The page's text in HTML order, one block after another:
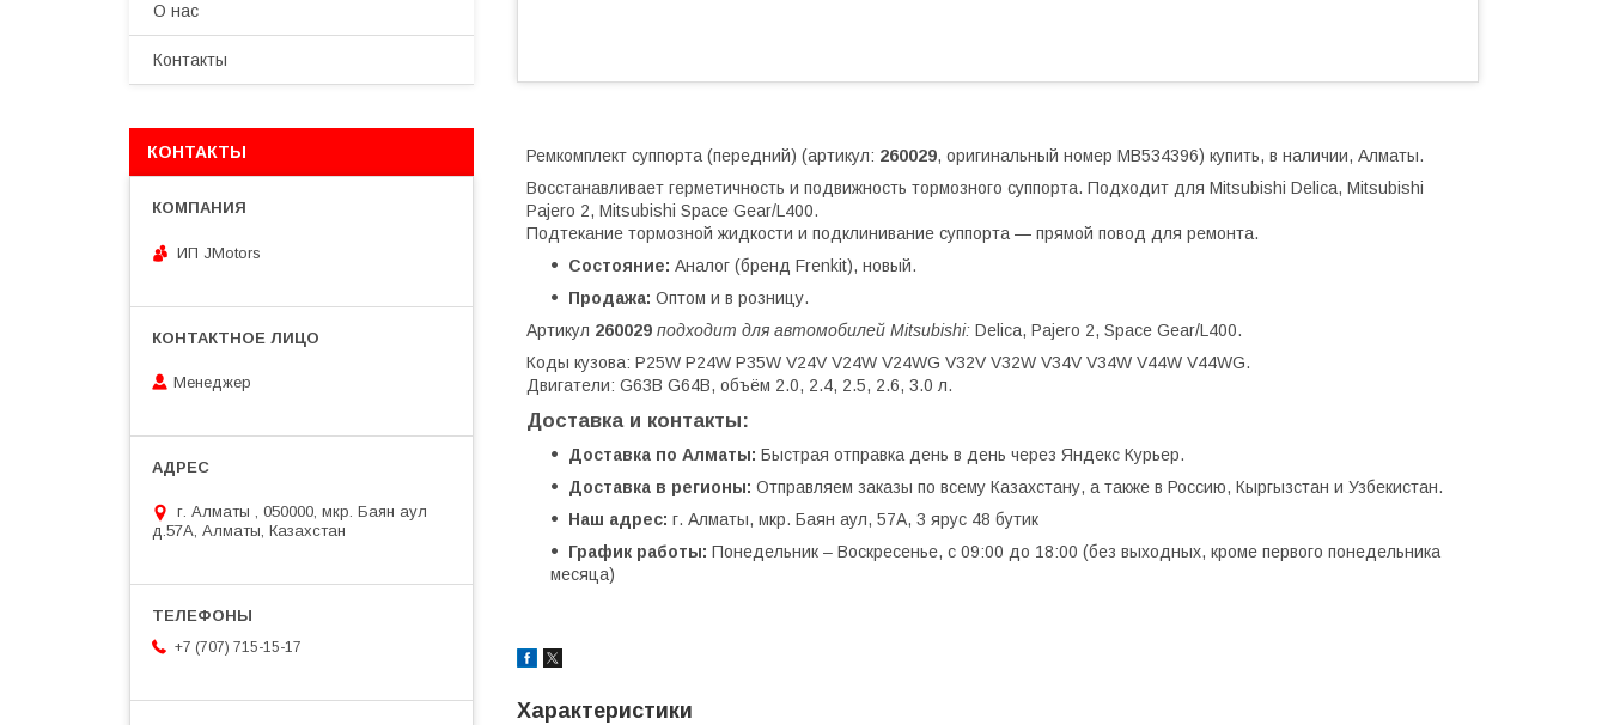
Ремкомплект суппорта (передний) (артикул: 260029, оригинальный номер MB534396) купить, в наличии, Алматы.
Восстанавливает герметичность и подвижность тормозного суппорта. Подходит для Mitsubishi Delica, Mitsubishi
Pajero 2, Mitsubishi Space Gear/L400.
Подтекание тормозной жидкости и подклинивание суппорта — прямой повод для ремонта.
Состояние: Аналог (бренд Frenkit), новый.
Продажа: Оптом и в розницу.
Артикул 260029 подходит для автомобилей Mitsubishi: Delica, Pajero 2, Space Gear/L400.
Коды кузова: P25W P24W P35W V24V V24W V24WG V32V V32W V34V V34W V44W V44WG.
Двигатели: G63B G64B, объём 2.0, 2.4, 2.5, 2.6, 3.0 л.
Доставка и контакты:
Доставка по Алматы: Быстрая отправка день в день через Яндекс Курьер.
Доставка в регионы: Отправляем заказы по всему Казахстану, а также в Россию, Кыргызстан и Узбекистан.
Наш адрес: г. Алматы, мкр. Баян аул, 57А, 3 ярус 48 бутик
График работы: Понедельник – Воскресенье, с 09:00 до 18:00 (без выходных, кроме первого понедельника
месяца)
Характеристики
О нас
Контакты
КОНТАКТЫ
ИП JMotors
Менеджер
г. Алматы , 050000, мкр. Баян аул
д.57А, Алматы, Казахстан
+7 (707) 715-15-17